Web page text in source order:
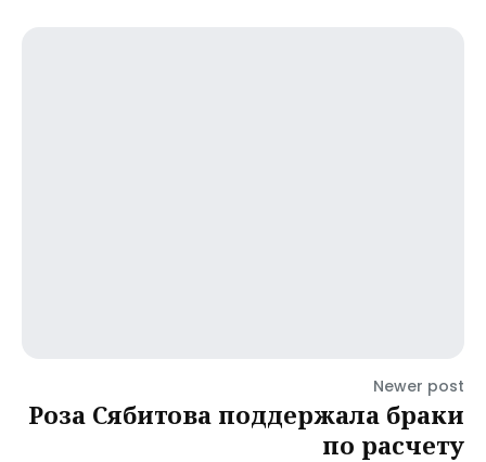
Newer post
Роза Сябитова поддержала браки
по расчету